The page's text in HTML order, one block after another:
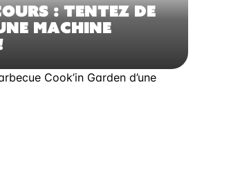
: TENTEZ DE
MACHINE